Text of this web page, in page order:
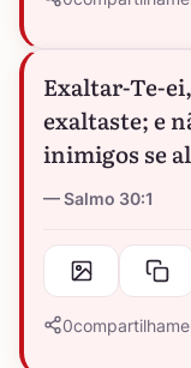
Exaltar-Te-
exaltaste; e
inimigos se
Salmo 30:1
0